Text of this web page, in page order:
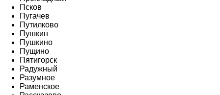
Псков
Пугачев
Путилково
Пушкин
Пушкино
Пущино
Пятигорск
Радужный
Разумное
Раменское